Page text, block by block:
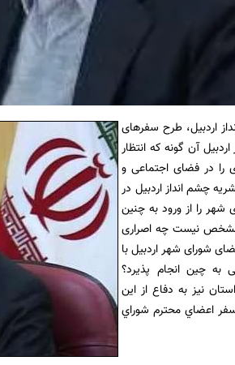
اردبيل، طرح سفرهای
آن گونه که انتظار
را در فضای اجتماعی و
چشم انداز اردبیل در
را از ورود به چنین
مشخص نیست چه اصراری
شورای شهر اردبیل با
به چین انجام پذیرد؟
نيز به دفاع از اين
اعضاي محترم شوراي